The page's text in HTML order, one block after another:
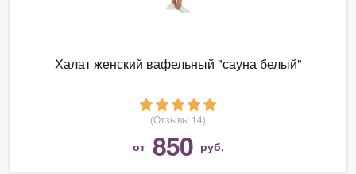
Халат женский вафельный "сауна белый"
(Отзывы 14)
от 850 руб.